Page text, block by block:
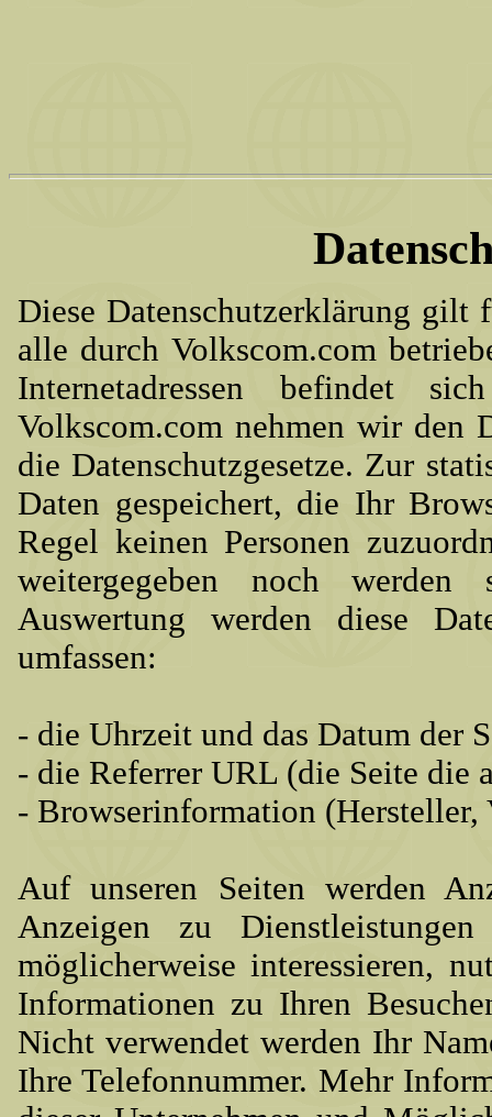
Diese Datenschutzerklärung gilt
alle durch Volkscom.com
Internetadressen befindet
Volkscom.com nehmen wir den
die Datenschutzgesetze. Zur
Daten gespeichert, die Ihr
Regel keinen Personen
weitergegeben noch
Auswertung werden diese
umfassen:
- die Uhrzeit und das Datum der
- die Referrer URL (die Seite die
- Browserinformation (Hersteller,
Auf unseren Seiten werden
Anzeigen zu
möglicherweise interessieren,
Informationen zu Ihren
Nicht verwendet werden Ihr
Ihre Telefonnummer. Mehr